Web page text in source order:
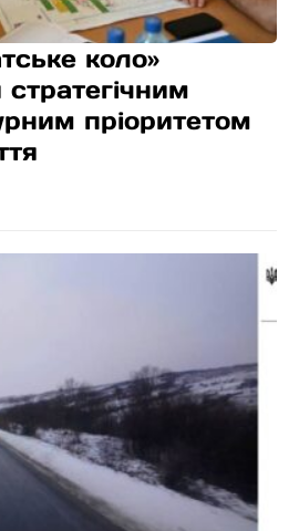
коло»
пріоритетом